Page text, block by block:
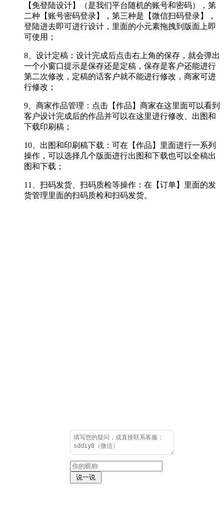
【 免登陆设计】（是我们平台随机的账号和密码），第
二种【 账号密码登录】，第三种是【微信扫码登录】，
登陆进去即可进行设计，里面的小元素拖拽到版面上即
可使用；
8、设计定稿：设计完成后点击右上角的保存，就会弹出
一个小窗口提示是保存还是定稿，保存是客户还能进行
第二次修改，定稿的话客户就不能进行修改，商家可进
行修改；
9、商家作品管理：点击【作品 】商家在这里面可以看到
客户设计完成后的作品并可以在这里进行修改、出图和
下载印刷稿；
10、出图和印刷稿下载：可在【作品 】里面进行一系列
操作，可以选择几个版面进行出图和下载也可以全稿出
图和下载；
11、扫码发货、扫码质检等操作：在【订单】里面的发
货管理里面的扫码质检和扫码发货。